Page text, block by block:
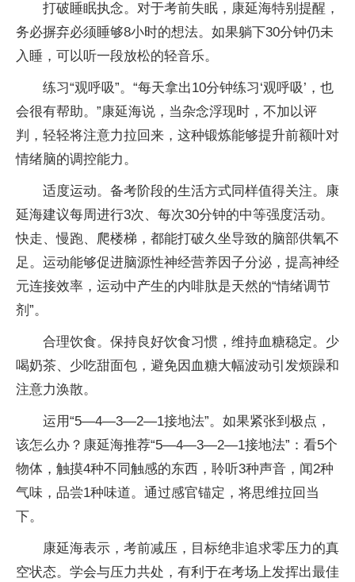
打破睡眠执念。对于考前失眠，康延海特别提醒，
务必摒弃必须睡够8小时的想法。如果躺下30分钟仍未
入睡，可以听一段放松的轻音乐。
练习“观呼吸”。“每天拿出10分钟练习‘观呼吸’，也
会很有帮助。”康延海说，当杂念浮现时，不加以评
判，轻轻将注意力拉回来，这种锻炼能够提升前额叶对
情绪脑的调控能力。
适度运动。备考阶段的生活方式同样值得关注。康
延海建议每周进行3次、每次30分钟的中等强度活动。
快走、慢跑、爬楼梯，都能打破久坐导致的脑部供氧不
足。运动能够促进脑源性神经营养因子分泌，提高神经
元连接效率，运动中产生的内啡肽是天然的“情绪调节
剂”。
合理饮食。保持良好饮食习惯，维持血糖稳定。少
喝奶茶、少吃甜面包，避免因血糖大幅波动引发烦躁和
注意力涣散。
运用“5—4—3—2—1接地法”。如果紧张到极点，
该怎么办？康延海推荐“5—4—3—2—1接地法”：看5个
物体，触摸4种不同触感的东西，聆听3种声音，闻2种
气味，品尝1种味道。通过感官锚定，将思维拉回当
下。
康延海表示，考前减压，目标绝非追求零压力的真
空状态。学会与压力共处，有利于在考场上发挥出最佳